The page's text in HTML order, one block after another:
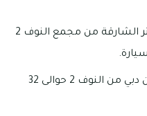
يمكنك الوصول إلى سيتي سنتر الشارقة من مجمع النوف 2
يستغرق الوصول إلى داون تاون دبي من النوف 2 حوالى 32